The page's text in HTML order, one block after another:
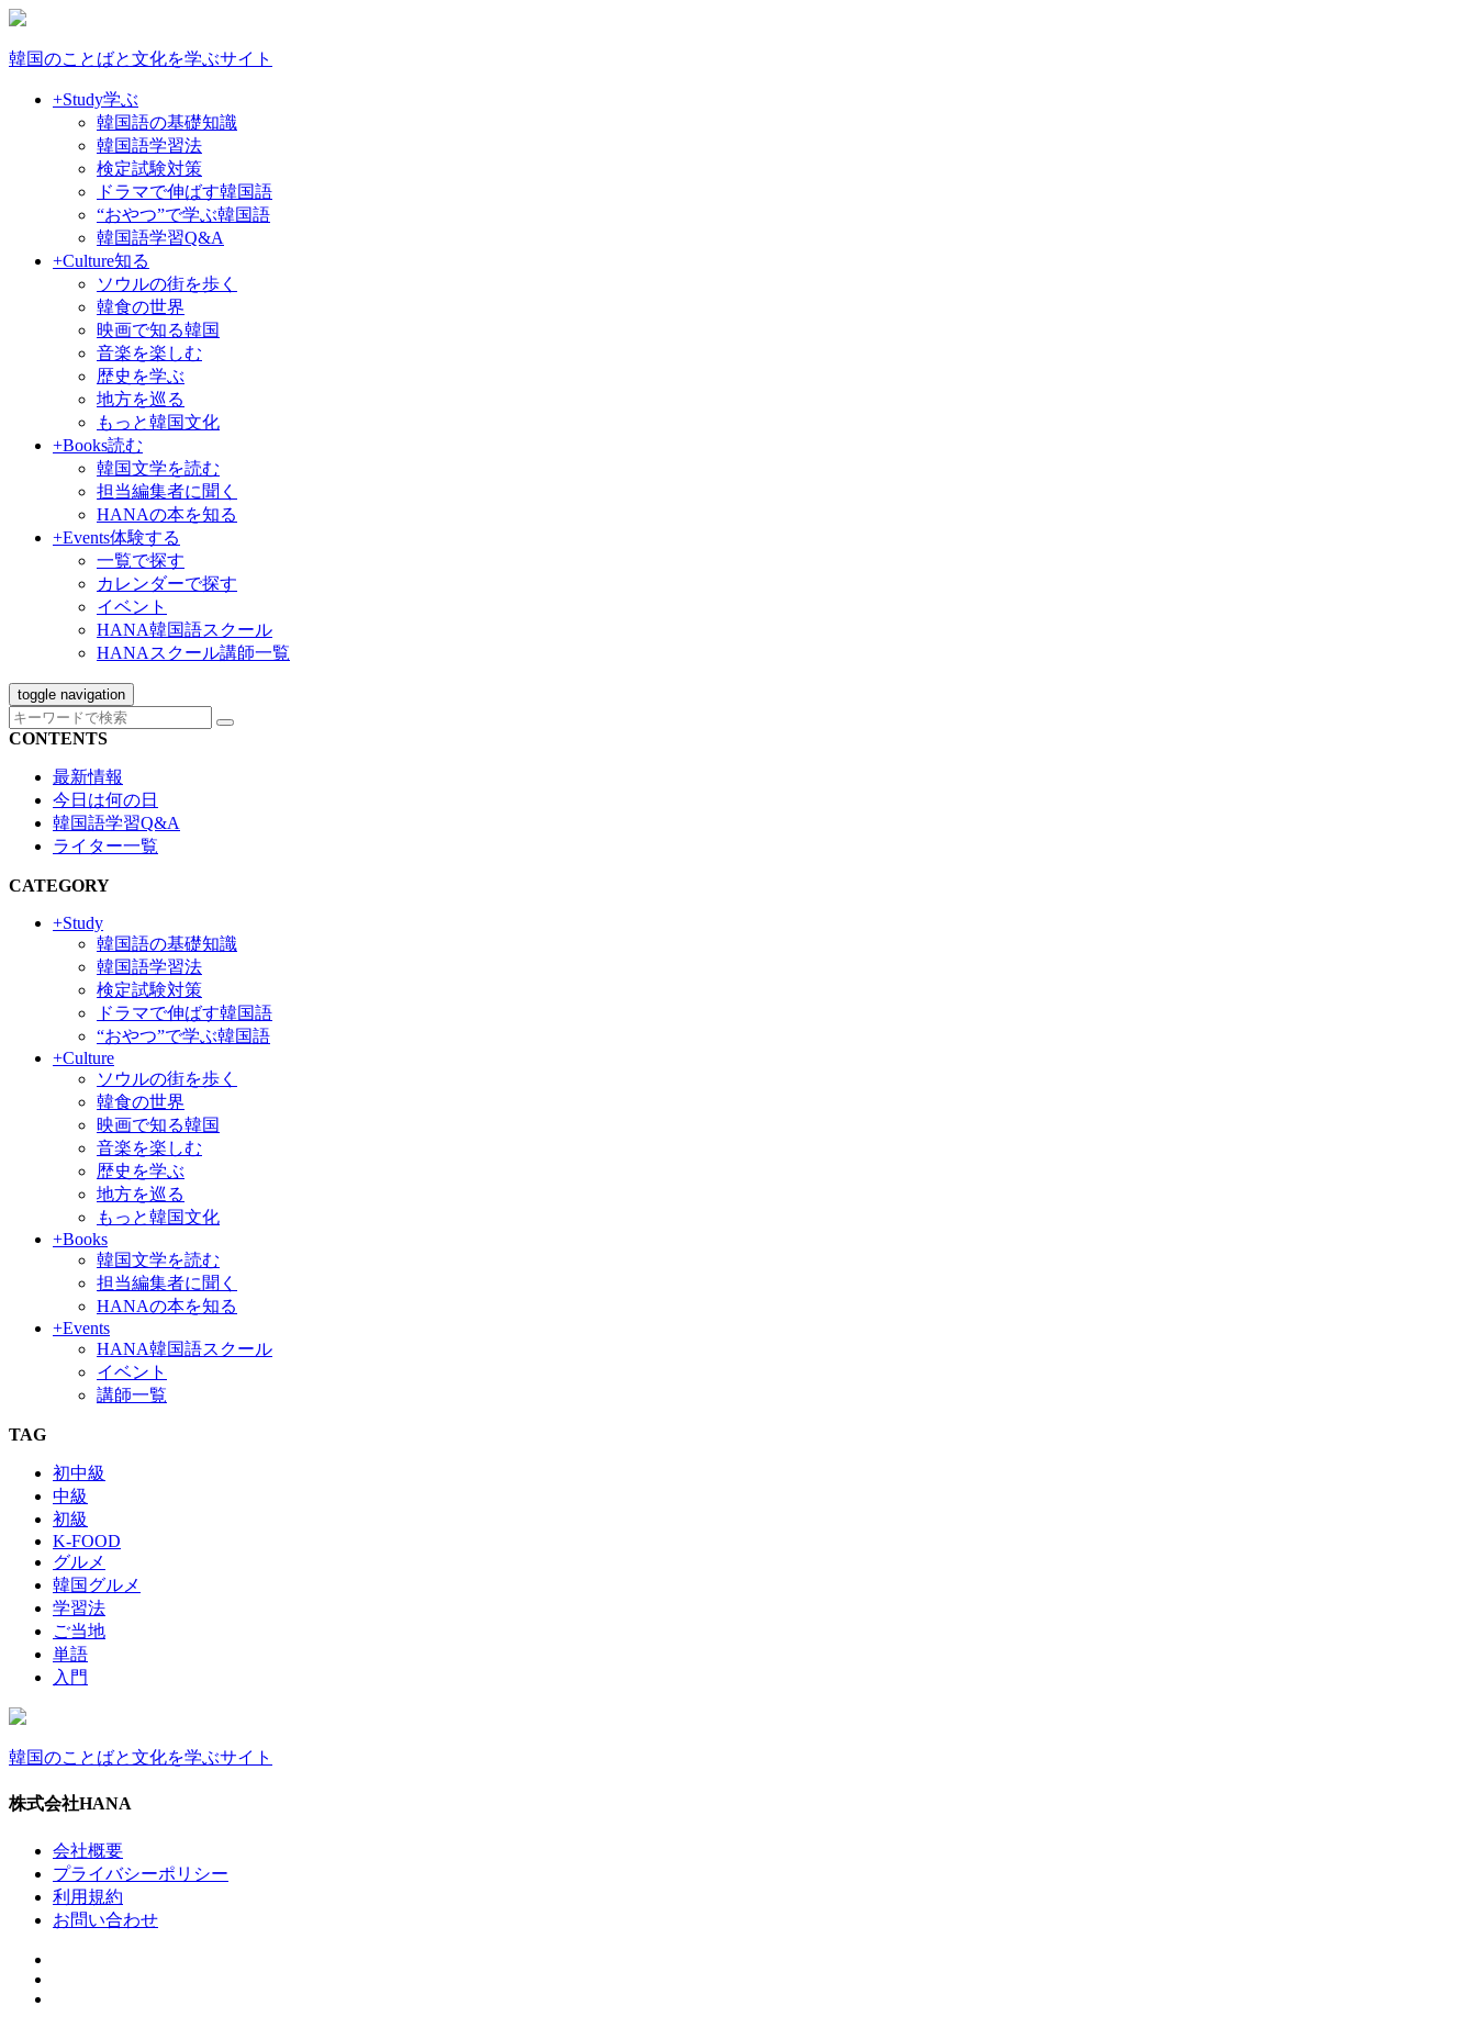
韓国のことばと文化を学ぶサイト
+Study学ぶ
韓国語の基礎知識
韓国語学習法
検定試験対策
ドラマで伸ばす韓国語
“おやつ”で学ぶ韓国語
韓国語学習Q&A
+Culture知る
ソウルの街を歩く
韓食の世界
映画で知る韓国
音楽を楽しむ
歴史を学ぶ
地方を巡る
もっと韓国文化
+Books読む
韓国文学を読む
担当編集者に聞く
HANAの本を知る
+Events体験する
一覧で探す
カレンダーで探す
イベント
HANA韓国語スクール
HANAスクール講師一覧
toggle navigation
CONTENTS
最新情報
今日は何の日
韓国語学習Q&A
ライター一覧
CATEGORY
+Study
韓国語の基礎知識
韓国語学習法
検定試験対策
ドラマで伸ばす韓国語
“おやつ”で学ぶ韓国語
+Culture
ソウルの街を歩く
韓食の世界
映画で知る韓国
音楽を楽しむ
歴史を学ぶ
地方を巡る
もっと韓国文化
+Books
韓国文学を読む
担当編集者に聞く
HANAの本を知る
+Events
HANA韓国語スクール
イベント
講師一覧
TAG
初中級
中級
初級
K-FOOD
グルメ
韓国グルメ
学習法
ご当地
単語
入門
韓国のことばと文化を学ぶサイト
株式会社HANA
会社概要
プライバシーポリシー
利用規約
お問い合わせ